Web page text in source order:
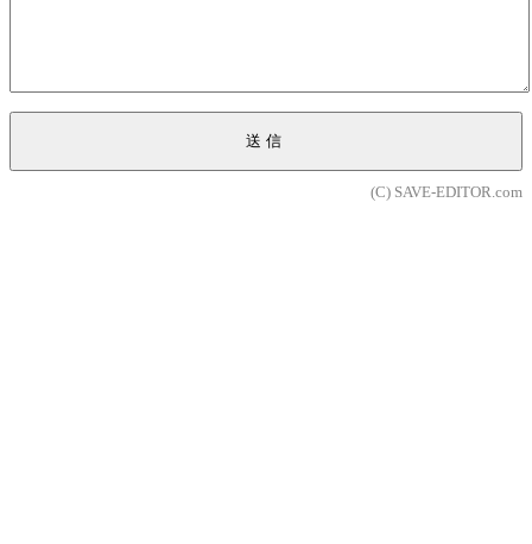
送信
(C) SAVE-EDITOR.com